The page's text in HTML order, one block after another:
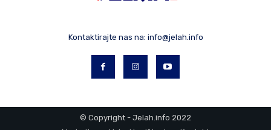
Kontaktirajte nas na: info@jelah.info
© Copyright - Jelah.info 2022